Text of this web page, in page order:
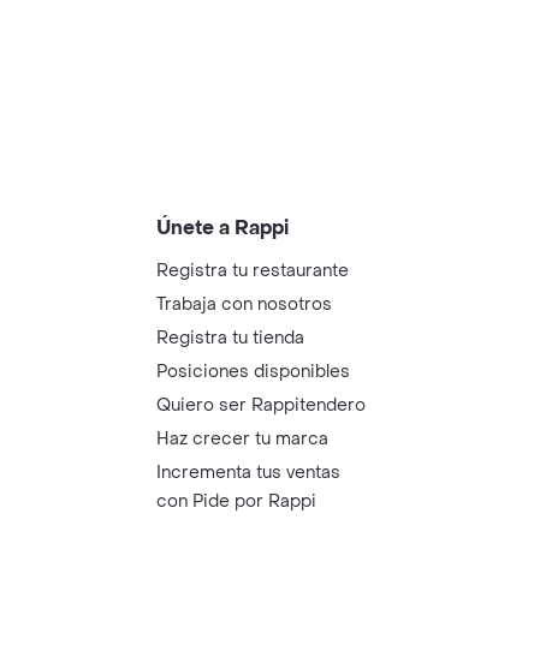
Únete a Rappi
Registra tu restaurante
Trabaja con nosotros
Registra tu tienda
Posiciones disponibles
Quiero ser Rappitendero
Haz crecer tu marca
Incrementa tus ventas
con Pide por Rappi